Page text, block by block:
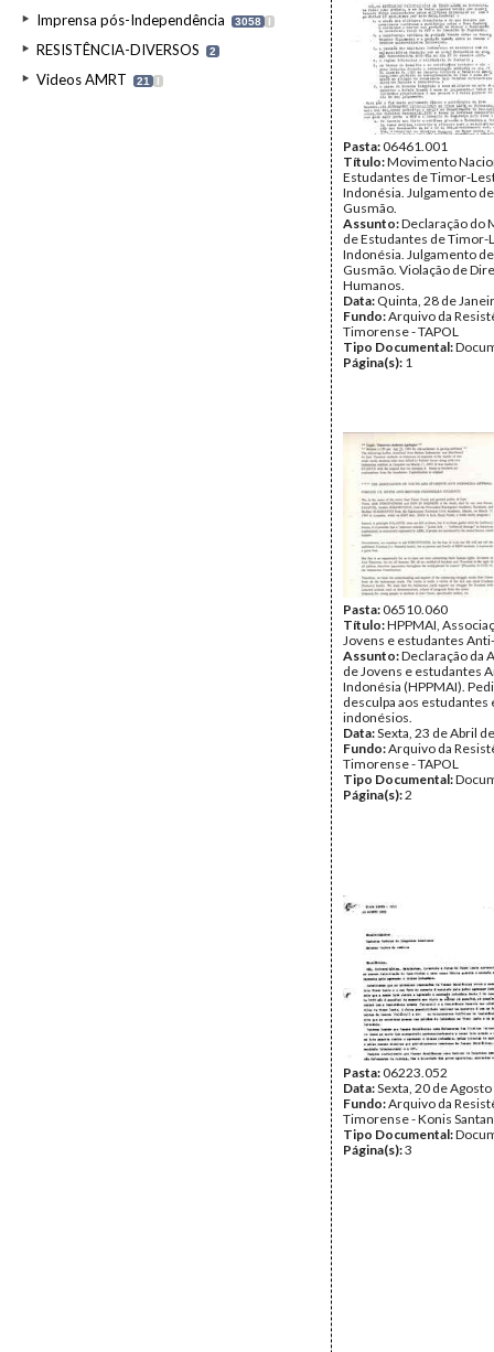
Imprensa pós-Independência 3058 I
RESISTÊNCIA-DIVERSOS 2
Videos AMRT 21 I
Pasta:06461.001
Título:Movimento
Estudantes de Timor-
Indonésia. Julgamento
Gusmão.
Assunto:Declaração do
de Estudantes de Timor-
Indonésia. Julgamento
Gusmão. Violação de
Humanos.
Data: Quinta, 28 de
Fundo:Arquivo da
Timorense - TAPOL
Tipo Documental:
Página(s): 1
Pasta:06510.060
Título:HPPMAI,
Jovens e estudantes
Assunto:Declaração da
de Jovens e estudantes
Indonésia (HPPMAI).
desculpa aos estudantes
indonésios.
Data:Sexta, 23 de Abril
Fundo:Arquivo da
Timorense - TAPOL
Tipo Documental:
Página(s):2
Pasta:06223.052
Data:Sexta, 20 de
Fundo:Arquivo da
Timorense - Konis
Tipo Documental:
Página(s):3